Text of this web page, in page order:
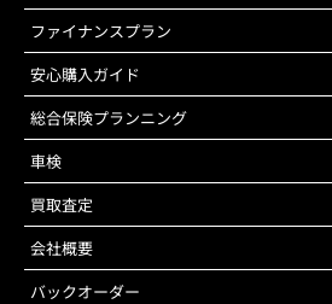
ファイナンスプラン
安心購入ガイド
総合保険プランニング
車検
買取査定
会社概要
バックオーダー